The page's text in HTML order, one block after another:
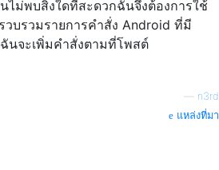
ไม่พบสิ่งใดที่สะดวกฉันจึงต้องการใช้
วบรวมรายการคำสั่ง Android ที่มี
นจะเพิ่มคำสั่งตามที่โพสต์
n3rd
แหล่งที่มา